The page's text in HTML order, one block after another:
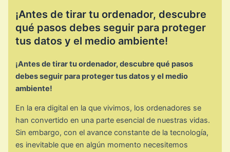
¡Antes de tirar tu ordenador, descubre
qué pasos debes seguir para proteger
tus datos y el medio ambiente!
¡Antes de tirar tu ordenador, descubre qué pasos
debes seguir para proteger tus datos y el medio
ambiente!
En la era digital en la que vivimos, los ordenadores se
han convertido en una parte esencial de nuestras vidas.
Sin embargo, con el avance constante de la tecnología,
es inevitable que en algún momento necesitemos